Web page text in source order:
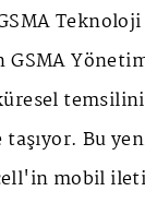
Teknoloji
Bu
mobil